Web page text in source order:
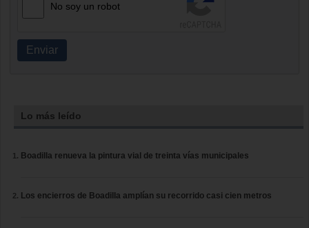
No soy un robot
Enviar
Lo más leído
Boadilla renueva la pintura vial de treinta vías municipales
Los encierros de Boadilla amplían su recorrido casi cien metros